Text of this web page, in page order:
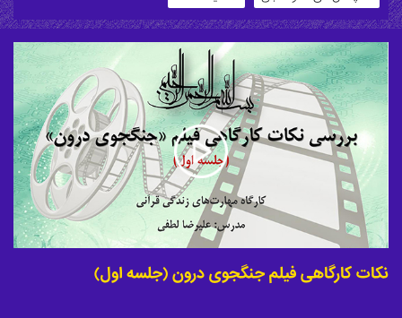
نکات کارگاهی فیلم جنگجوی درون (جلسه اول)